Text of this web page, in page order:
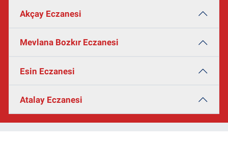
Akçay Eczanesi
Mevlana Bozkır Eczanesi
Esin Eczanesi
Atalay Eczanesi